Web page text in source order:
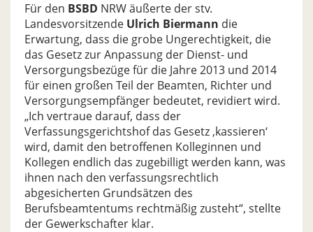
Für den BSBD NRW äußerte der stv.
Landesvorsitzende Ulrich Biermann die
Erwartung, dass die grobe Ungerechtigkeit, die
das Gesetz zur Anpassung der Dienst- und
Versorgungsbezüge für die Jahre 2013 und 2014
für einen großen Teil der Beamten, Richter und
Versorgungsempfänger bedeutet, revidiert wird.
„Ich vertraue darauf, dass der
Verfassungsgerichtshof das Gesetz ‚kassieren‘
wird, damit den betroffenen Kolleginnen und
Kollegen endlich das zugebilligt werden kann, was
ihnen nach den verfassungsrechtlich
abgesicherten Grundsätzen des
Berufsbeamtentums rechtmäßig zusteht“, stellte
der Gewerkschafter klar.